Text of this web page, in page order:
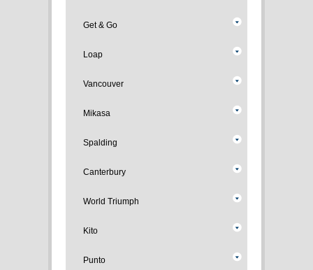
Get & Go
Loap
Vancouver
Mikasa
Spalding
Canterbury
World Triumph
Kito
Punto